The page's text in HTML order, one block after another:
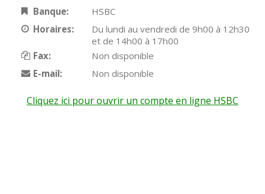
Banque:
HSBC
Horaires:
Du lundi au vendredi de 9h00 à 12h30
et de 14h00 à 17h00
Fax:
Non disponible
E-mail:
Non disponible
Cliquez ici pour ouvrir un compte en ligne HSBC